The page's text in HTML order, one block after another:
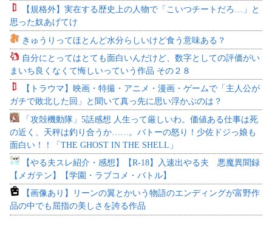
【規格外】実在する歴史上の人物で「こいつチートだろ…」と
思った奴あげてけ
きゅうりってほとんど水分らしいけど食う意味ある？
自分にとってはとても面白いんだけど、数字としての評価がい
まいち良くなくて悔しいっていう作品 その２８
【トラウマ】映画・特撮・アニメ・漫画・ゲームで「主人公が
ガチで敗北した回」と聞いて真っ先に思い浮かぶのは？
「攻殻機動隊」5話感想 人生って厳しいわ。価値ある仕事は死
の近く、天秤は釣り合うか……。バトーの怒り！少佐ドジっ娘も
面白い！！「THE GHOST IN THE SHELL」
【やる夫スレ紹介・感想】【R-18】入速出やる夫 悪魔異聞録
【メガテン】【学園・ラブコメ・バトル】
【画像あり】リーンの翼とかいう物語のエンディングが富野作
品の中でも屈指の美しさを誇る作品